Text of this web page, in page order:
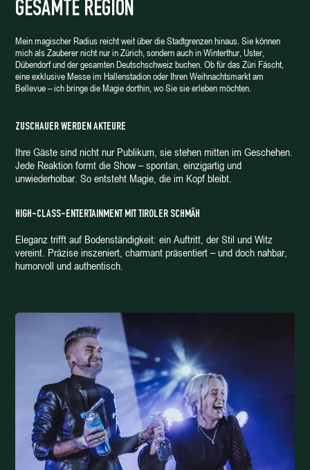
GESAMTE REGION
Mein magischer Radius reicht weit über die Stadtgrenzen hinaus. Sie können
mich als Zauberer nicht nur in Zürich, sondern auch in Winterthur, Uster,
Dübendorf und der gesamten Deutschschweiz buchen. Ob für das Züri Fäscht,
eine exklusive Messe im Hallenstadion oder Ihren Weihnachtsmarkt am
Bellevue – ich bringe die Magie dorthin, wo Sie sie erleben möchten.
ZUSCHAUER WERDEN AKTEURE
Ihre Gäste sind nicht nur Publikum, sie stehen mitten im Geschehen.
Jede Reaktion formt die Show – spontan, einzigartig und
unwiederholbar. So entsteht Magie, die im Kopf bleibt.
HIGH-CLASS-ENTERTAINMENT MIT TIROLER SCHMÄH
Eleganz trifft auf Bodenständigkeit: ein Auftritt, der Stil und Witz
vereint. Präzise inszeniert, charmant präsentiert – und doch nahbar,
humorvoll und authentisch.